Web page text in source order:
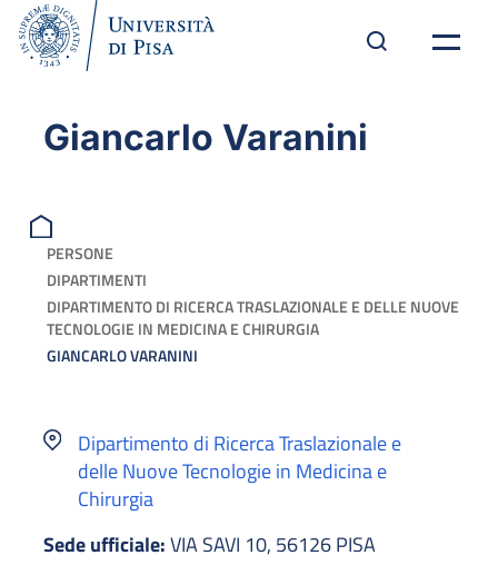
Giancarlo Varanini
PERSONE
DIPARTIMENTI
DIPARTIMENTO DI RICERCA TRASLAZIONALE E DELLE NUOVE
TECNOLOGIE IN MEDICINA E CHIRURGIA
GIANCARLO VARANINI
Dipartimento di Ricerca Traslazionale e
delle Nuove Tecnologie in Medicina e
Chirurgia
Sede ufficiale:VIA SAVI 10, 56126 PISA